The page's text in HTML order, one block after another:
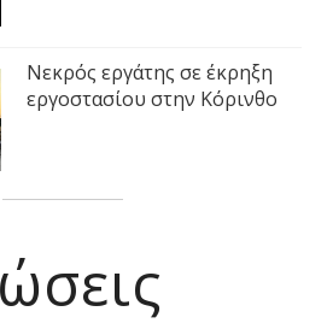
Νεκρός εργάτης σε έκρηξη
εργοστασίου στην Κόρινθο